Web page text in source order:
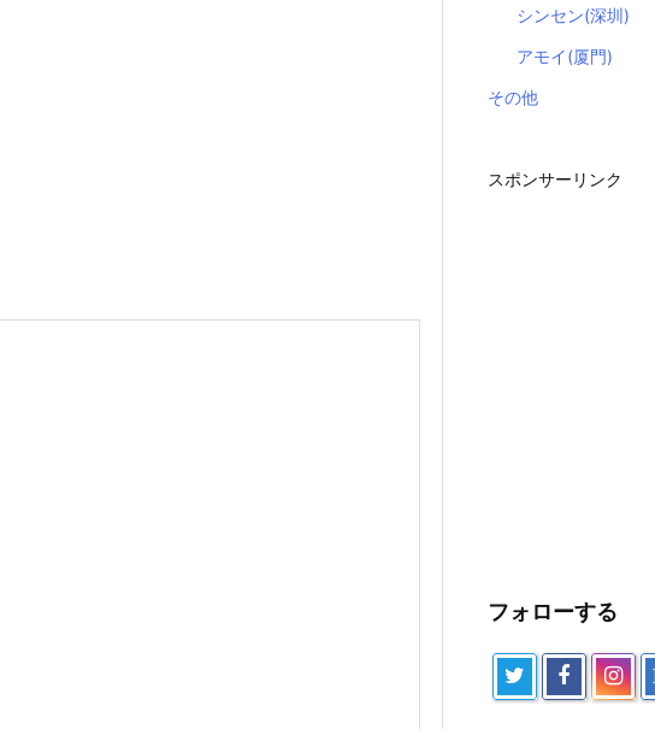
シンセン(深圳)
アモイ(厦門)
その他
スポンサーリンク
フォローする